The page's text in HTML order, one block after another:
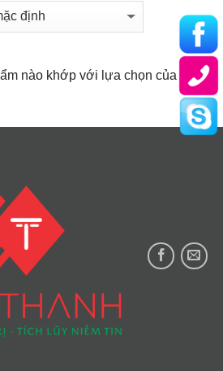
nào khớp với lựa chọn của bạn.